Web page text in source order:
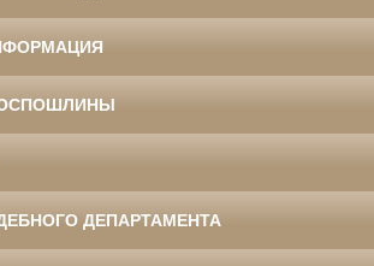
ДЕПАРТАМЕНТА